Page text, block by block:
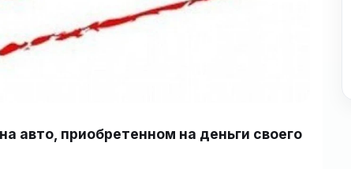
авто, приобретенном на деньги своего